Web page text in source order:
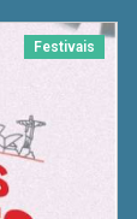
Festivais